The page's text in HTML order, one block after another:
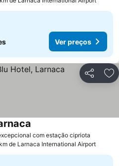
Ver preços
Partilhar
com estação cipriota
de Larnaca International Airport